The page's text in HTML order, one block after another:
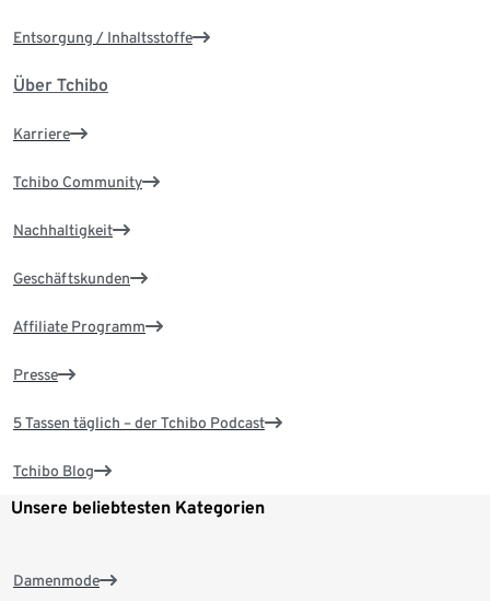
Entsorgung / Inhaltsstoffe
Über Tchibo
Karriere
Tchibo Community
Nachhaltigkeit
Geschäftskunden
Affiliate Programm
Presse
5 Tassen täglich – der Tchibo Podcast
Tchibo Blog
Unsere beliebtesten Kategorien
Damenmode